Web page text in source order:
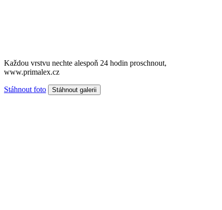
Každou vrstvu nechte alespoň 24 hodin proschnout,
www.primalex.cz
Stáhnout foto